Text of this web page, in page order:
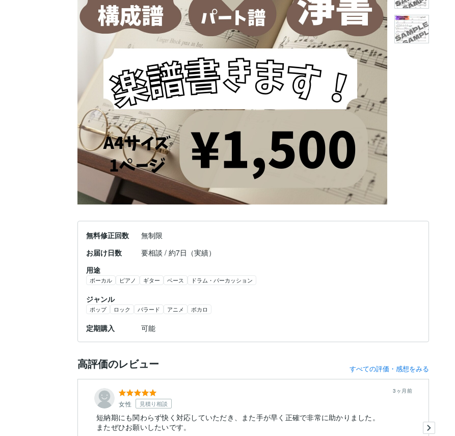
無料修正回数
無制限
お届け日数
要相談 / 約7日（実績）
用途
ボーカル ピアノ ギター ベース ドラム・パーカッション
ジャンル
ポップ ロック バラード アニメ ボカロ
定期購入 可能
高評価のレビュー すべての評価・感想をみる
女性 見積り相談
3ヶ月前
短納期にも関わらず快く対応していただき、また手が早く正確で非常に助かりました。
またぜひお願いしたいです。